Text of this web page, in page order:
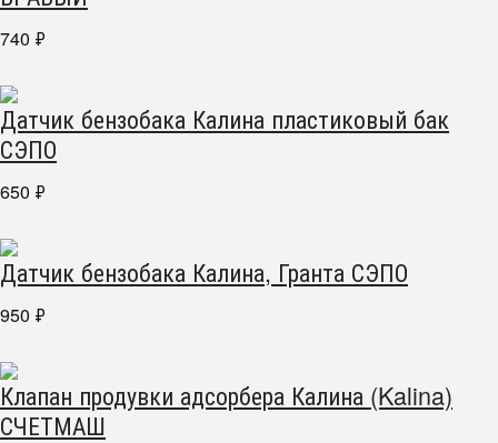
740 ₽
Датчик бензобака Калина пластиковый бак
СЭПО
650 ₽
Датчик бензобака Калина, Гранта СЭПО
950 ₽
Клапан продувки адсорбера Калина (Kalina)
СЧЕТМАШ